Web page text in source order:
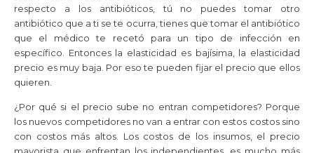
respecto a los antibióticos, tú no puedes tomar otro
antibiótico que a ti se te ocurra, tienes que tomar el antibiótico
que el médico te recetó para un tipo de infección en
específico. Entonces la elasticidad es bajísima, la elasticidad
precio es muy baja. Por eso te pueden fijar el precio que ellos
quieren.
¿Por qué si el precio sube no entran competidores? Porque
los nuevos competidores no van a entrar con estos costos sino
con costos más altos. Los costos de los insumos, el precio